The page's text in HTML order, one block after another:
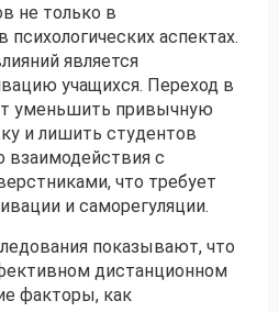
не только в
психологических аспектах.
является
учащихся. Переход в
уменьшить привычную
и лишить студентов
взаимодействия с
что требует
и саморегуляции.
показывают, что
дистанционном
факторы, как